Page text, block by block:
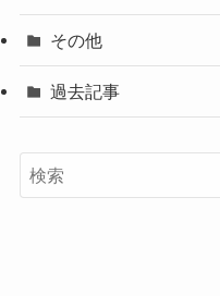
その他
過去記事